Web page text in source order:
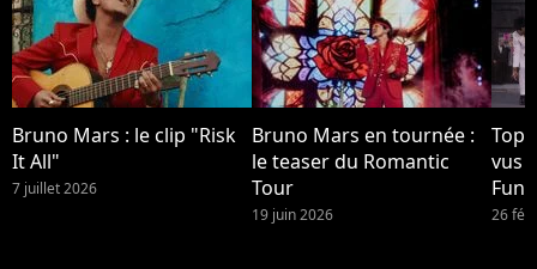
Bruno Mars : le clip "Risk
It All"
7 juillet 2026
Bruno Mars en tournée :
le teaser du Romantic
Tour
19 juin 2026
Top
vus
26